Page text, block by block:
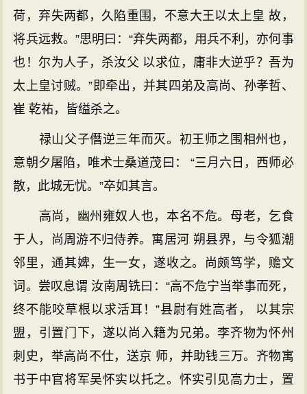
荷，弃失两都，久陷重围，不意大王以太上皇 故，
将兵远救。”思明曰：“弃失两都，用兵不利，亦何事
也！尔为人子，杀汝父 以求位，庸非大逆乎？吾为
太上皇讨贼。”即牵出，并其四弟及高尚、孙孝哲、
崔 乾祐，皆缢杀之。
禄山父子僭逆三年而灭。初王师之围相州也，
意朝夕屠陷，唯术士桑道茂曰： “三月六日，西师必
散，此城无忧。”卒如其言。
高尚，幽州雍奴人也，本名不危。母老，乞食
于人，尚周游不归侍养。寓居河 朔县界，与令狐潮
邻里，通其婢，生一女，遂收之。尚颇笃学，赡文
词。尝叹息谓 汝南周铣曰：“高不危宁当举事而死，
终不能咬草根以求活耳！”县尉有姓高者， 以其宗
盟，引置门下，遂以尚入籍为兄弟。李齐物为怀州
刺史，举高尚不仕，送京 师，并助钱三万。齐物寓
书于中官将军吴怀实以托之。怀实引见高力士，置